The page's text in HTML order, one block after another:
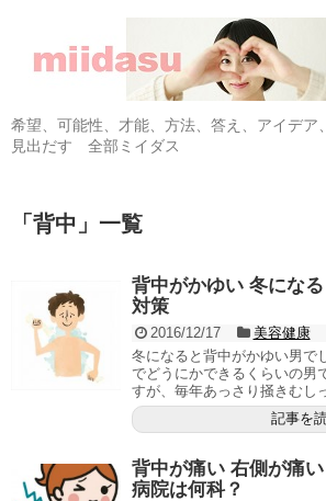
希望、可能性、才能、方法、答え、アイデ
見出だす 全部ミイダス
「 背中 」 一覧
背中がかゆい 冬にな
対策
2016/12/17
美容健康
冬になると背中がかゆい男で
でどうにかできるくらいの男
すが、毎年あっさり掻きむし
記事を
背中が痛い 右側が痛
病院は何科？